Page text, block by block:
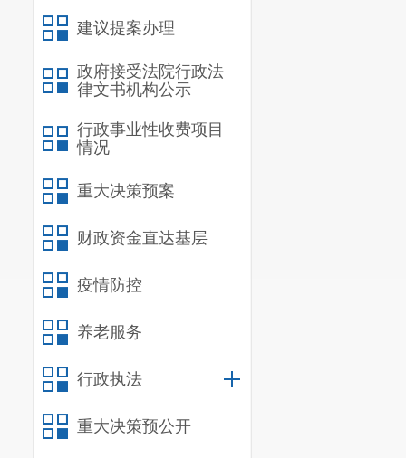
建议提案办理
政府接受法院行政法
律文书机构公示
行政事业性收费项目
情况
重大决策预案
财政资金直达基层
疫情防控
养老服务
行政执法
重大决策预公开